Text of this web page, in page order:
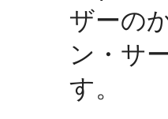
ザーの
ン・サ
す。